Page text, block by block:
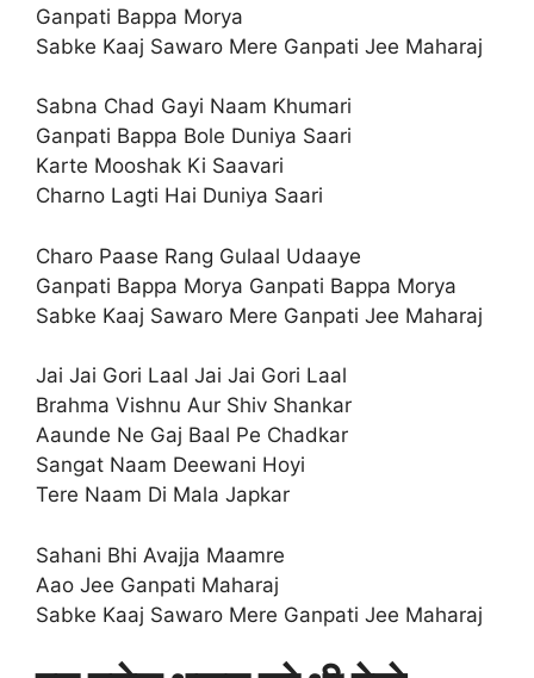
Ganpati Bappa Morya
Sabke Kaaj Sawaro Mere Ganpati Jee Maharaj
Sabna Chad Gayi Naam Khumari
Ganpati Bappa Bole Duniya Saari
Karte Mooshak Ki Saavari
Charno Lagti Hai Duniya Saari
Charo Paase Rang Gulaal Udaaye
Ganpati Bappa Morya Ganpati Bappa Morya
Sabke Kaaj Sawaro Mere Ganpati Jee Maharaj
Jai Jai Gori Laal Jai Jai Gori Laal
Brahma Vishnu Aur Shiv Shankar
Aaunde Ne Gaj Baal Pe Chadkar
Sangat Naam Deewani Hoyi
Tere Naam Di Mala Japkar
Sahani Bhi Avajja Maamre
Aao Jee Ganpati Maharaj
Sabke Kaaj Sawaro Mere Ganpati Jee Maharaj